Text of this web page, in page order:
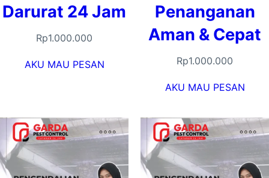
Darurat 24 Jam
Rp1.000.000
AKU MAU PESAN
Penanganan
Aman & Cepat
Rp1.000.000
AKU MAU PESAN